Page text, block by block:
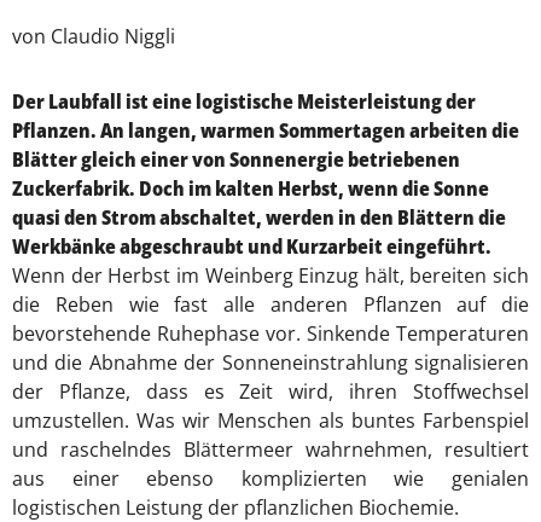
von Claudio Niggli
Der Laubfall ist eine logistische Meisterleistung der
Pflanzen. An langen, warmen Sommertagen arbeiten die
Blätter gleich einer von Sonnenergie betriebenen
Zuckerfabrik. Doch im kalten Herbst, wenn die Sonne
quasi den Strom abschaltet, werden in den Blättern die
Werkbänke abgeschraubt und Kurzarbeit eingeführt.
Wenn der Herbst im Weinberg Einzug hält, bereiten sich
die Reben wie fast alle anderen Pflanzen auf die
bevorstehende Ruhephase vor. Sinkende Temperaturen
und die Abnahme der Sonneneinstrahlung signalisieren
der Pflanze, dass es Zeit wird, ihren Stoffwechsel
umzustellen. Was wir Menschen als buntes Farbenspiel
und raschelndes Blättermeer wahrnehmen, resultiert
aus einer ebenso komplizierten wie genialen
logistischen Leistung der pflanzlichen Biochemie.